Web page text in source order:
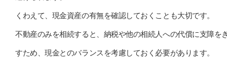
くわえて、現金資産の有無を確認しておくことも大切です。
不動産のみを相続すると、納税や他の相続人への代償に支障を
すため、現金とのバランスを考慮しておく必要があります。